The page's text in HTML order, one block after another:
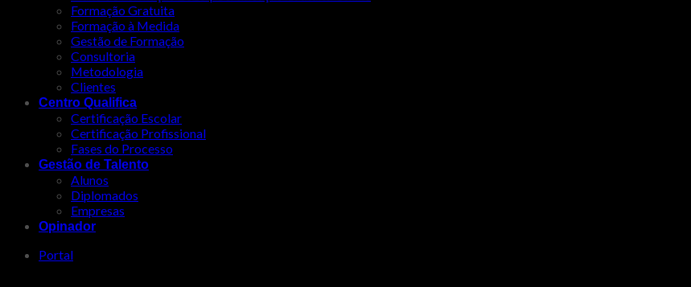
Formação Gratuita
Formação à Medida
Gestão de Formação
Consultoria
Metodologia
Clientes
Centro Qualifica
Certificação Escolar
Certificação Profissional
Fases do Processo
Gestão de Talento
Alunos
Diplomados
Empresas
Opinador
Portal